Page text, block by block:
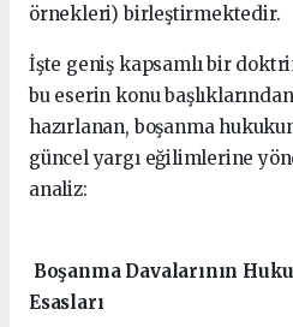
örnekleri) birleştirmektedir.
İşte geniş kapsamlı bir
bu eserin konu
hazırlanan, boşanma
güncel yargı eğilimlerine
analiz:
Boşanma Davalarının
Esasları